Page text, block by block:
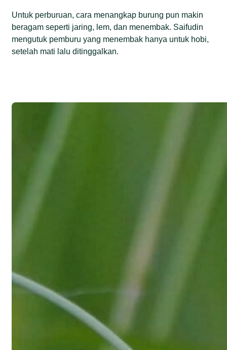
Untuk perburuan, cara menangkap burung pun makin
beragam seperti jaring, lem, dan menembak. Saifudin
mengutuk pemburu yang menembak hanya untuk hobi,
setelah mati lalu ditinggalkan.